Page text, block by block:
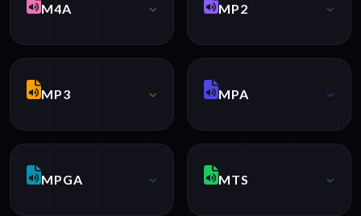
M4A MP2
MP3 MPA
MPGA MTS